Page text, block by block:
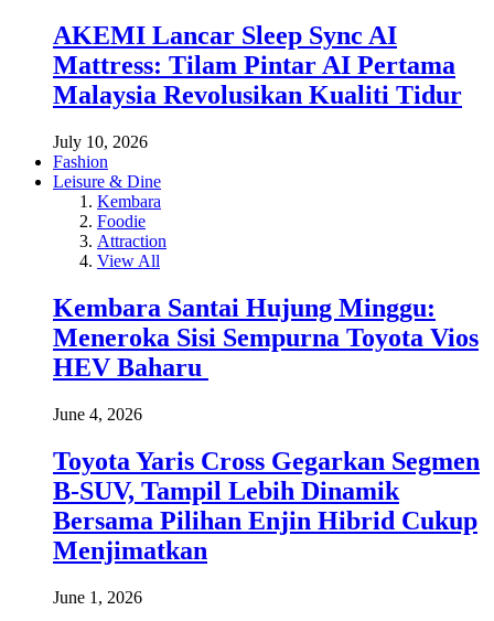
AKEMI Lancar Sleep Sync AI
Mattress: Tilam Pintar AI Pertama
Malaysia Revolusikan Kualiti Tidur
July 10, 2026
Fashion
Leisure & Dine
Kembara
Foodie
Attraction
View All
Kembara Santai Hujung Minggu:
Meneroka Sisi Sempurna Toyota Vios
HEV Baharu
June 4, 2026
Toyota Yaris Cross Gegarkan Segmen
B-SUV, Tampil Lebih Dinamik
Bersama Pilihan Enjin Hibrid Cukup
Menjimatkan
June 1, 2026